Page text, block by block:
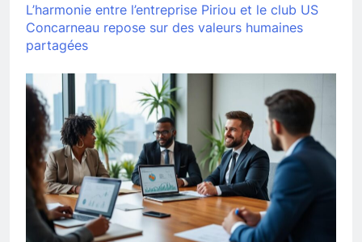
L’harmonie entre l’entreprise Piriou et le club US
Concarneau repose sur des valeurs humaines
partagées